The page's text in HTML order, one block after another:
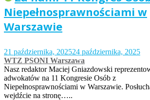
Niepełnosprawnościami w
Warszawie
21 października, 202524 października, 2025
WTZ PSONI Warszawa
Nasz redaktor Maciej Gniazdowski
adwokatów na 11 Kongresie Osób z
Niepełnosprawnościami w Warszawie.
wejdźcie na stronę…..